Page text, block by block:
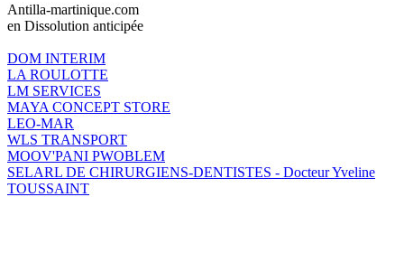
Antilla-martinique.com
en Dissolution anticipée
DOM INTERIM
LA ROULOTTE
LM SERVICES
MAYA CONCEPT STORE
LEO-MAR
WLS TRANSPORT
MOOV'PANI PWOBLEM
SELARL DE CHIRURGIENS-DENTISTES - Docteur Yveline
TOUSSAINT